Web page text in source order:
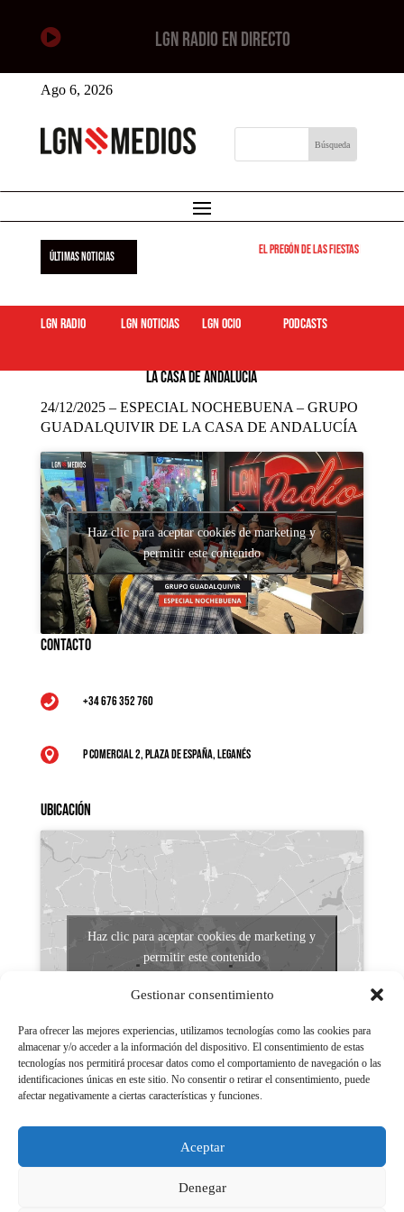
Gestionar consentimiento
Para ofrecer las mejores experiencias, utilizamos tecnologías como las cookies para
almacenar y/o acceder a la información del dispositivo. El consentimiento de estas
tecnologías nos permitirá procesar datos como el comportamiento de navegación o las
identificaciones únicas en este sitio. No consentir o retirar el consentimiento, puede
afectar negativamente a ciertas características y funciones.
Aceptar
Denegar
 LGN RADIO EN DIRECTO
Ago 6, 2026
ÚLTIMAS NOTICIAS El pregón de las fiestas de
LGN Radio LGN Noticias LGN ocio podcasts
LA CASA DE ANDALUCÍA
24/12/2025 – ESPECIAL NOCHEBUENA – GRUPO
GUADALQUIVIR DE LA CASA DE ANDALUCÍA
Haz clic para aceptar cookies de marketing y
permitir este contenido
Contacto
 +34 676 352 760
 P Comercial 2, Plaza de España, Leganés
Ubicación
Haz clic para aceptar cookies de marketing y
permitir este contenido
Aviso legal